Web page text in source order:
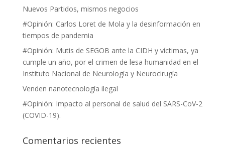
Nuevos Partidos, mismos negocios
#Opinión: Carlos Loret de Mola y la desinformación en
tiempos de pandemia
#Opinión: Mutis de SEGOB ante la CIDH y víctimas, ya
cumple un año, por el crimen de lesa humanidad en el
Instituto Nacional de Neurología y Neurocirugía
Venden nanotecnología ilegal
#Opinión: Impacto al personal de salud del SARS-CoV-2
(COVID-19).
Comentarios recientes